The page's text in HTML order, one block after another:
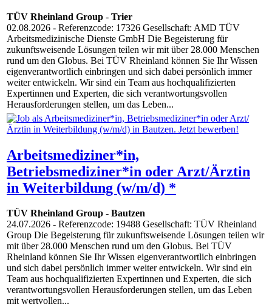
TÜV Rheinland Group - Trier
02.08.2026 - Referenzcode: 17326 Gesellschaft: AMD TÜV
Arbeitsmedizinische Dienste GmbH Die Begeisterung für
zukunftsweisende Lösungen teilen wir mit über 28.000 Menschen
rund um den Globus. Bei TÜV Rheinland können Sie Ihr Wissen
eigenverantwortlich einbringen und sich dabei persönlich immer
weiter entwickeln. Wir sind ein Team aus hochqualifizierten
Expertinnen und Experten, die sich verantwortungsvollen
Herausforderungen stellen, um das Leben...
Arbeitsmediziner*in,
Betriebsmediziner*in oder Arzt/Ärztin
in Weiterbildung (w/m/d) *
TÜV Rheinland Group - Bautzen
24.07.2026 - Referenzcode: 19488 Gesellschaft: TÜV Rheinland
Group Die Begeisterung für zukunftsweisende Lösungen teilen wir
mit über 28.000 Menschen rund um den Globus. Bei TÜV
Rheinland können Sie Ihr Wissen eigenverantwortlich einbringen
und sich dabei persönlich immer weiter entwickeln. Wir sind ein
Team aus hochqualifizierten Expertinnen und Experten, die sich
verantwortungsvollen Herausforderungen stellen, um das Leben
mit wertvollen...